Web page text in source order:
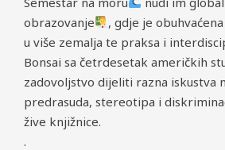
obrazovanje
, gdje je
u više zemalja te praksa i
Bonsai sa četrdesetak američkih
zadovoljstvo dijeliti razna iskustva
predrasuda, stereotipa i
žive knjižnice.
.